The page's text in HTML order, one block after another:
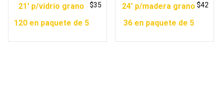
21′ p/vidrio grano
120 en paquete de 5
$35
24′ p/madera grano
36 en paquete de 5
$42